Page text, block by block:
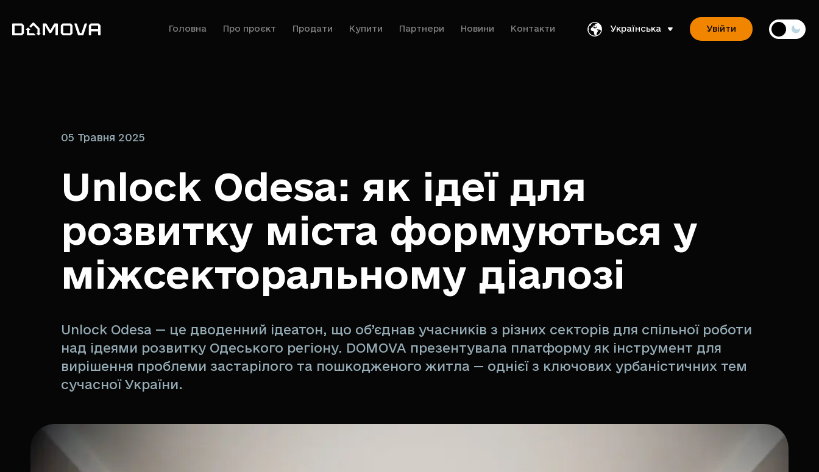
Головна Про проєкт Продати Купити Партнери Новини Контакти Українська Увійти
05 Травня 2025
Unlock Odesa: як ідеї для
розвитку міста формуються у
міжсекторальному діалозі
Unlock Odesa — це дводенний ідеатон, що об’єднав учасників з різних секторів для спільної роботи
над ідеями розвитку Одеського регіону. DOMOVA презентувала платформу як інструмент для
вирішення проблеми застарілого та пошкодженого житла — однієї з ключових урбаністичних тем
сучасної України.